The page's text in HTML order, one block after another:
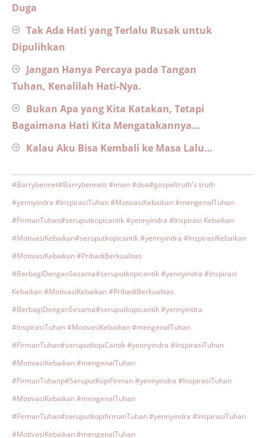
Duga
Tak Ada Hati yang Terlalu Rusak untuk
Dipulihkan
Jangan Hanya Percaya pada Tangan
Tuhan, Kenalilah Hati-Nya.
Bukan Apa yang Kita Katakan, Tetapi
Bagaimana Hati Kita Mengatakannya…
Kalau Aku Bisa Kembali ke Masa Lalu…
#Barrybennet#Barrybennett #iman #doa#gospeltruth's truth
#yennyindra #InspirasiTuhan #MotivasiKebaikan #mengenalTuhan
#FirmanTuhan#seruputkopicantik #yennyindra #Inspirasi Kebaikan
#MotivasiKebaikan#seruputkopicantik #yennyindra #InspirasiKebaikan
#MotivasiKebaikan #PribadiBerkualitas
#BerbagiDenganSesama#seruputkopicantik #yennyindra #Inspirasi
Kebaikan #MotivasiKebaikan #PribadiBerkualitas
#BerbagiDenganSesama#seruputkopicantik #yennyindra
#InspirasiTuhan #MotivasiKebaikan #mengenalTuhan
#FirmanTuhan#seruputkopiCantik #yennyindra #InspirasiTuhan
#MotivasiKebaikan #mengenalTuhan
#FirmanTuhanp#SeruputKopiFirman #yennyindra #InspirasiTuhan
#MotivasiKebaikan #mengenalTuhan
#FirmanTuhan#seruputkopifirmanTuhan #yennyindra #InspirasiTuhan
#MotivasiKebaikan #mengenalTuhan